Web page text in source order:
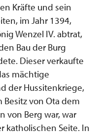
Kräfte und sein
im Jahr 1394,
Wenzel IV. abtrat,
Bau der Burg
Dieser verkaufte
mächtige
der Hussitenkriege,
Besitz von Ota dem
von Berg war, war
katholischen Seite. In